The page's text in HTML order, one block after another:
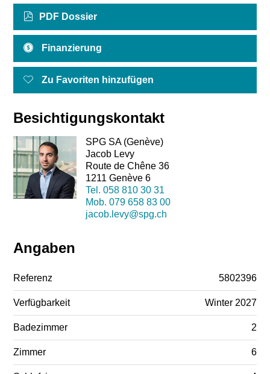
PDF Dossier
Finanzierung
Zu Favoriten hinzufügen
Besichtigungskontakt
SPG SA (Genève)
Jacob Levy
Route de Chêne 36
1211 Genève 6
Tel. 058 810 30 31
Mob. 079 658 83 00
jacob.levy@spg.ch
Angaben
Referenz 5802396
Verfügbarkeit Winter 2027
Badezimmer 2
Zimmer 6